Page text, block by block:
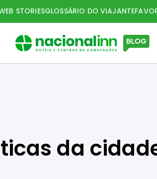
STORIESGLOSSÁRIO DO VIAJANTE
da